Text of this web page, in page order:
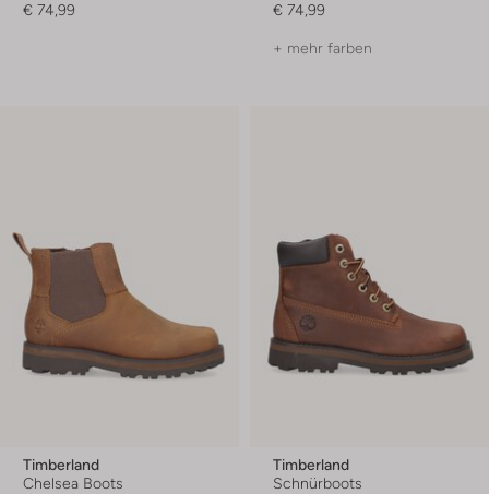
€ 74,99
€ 74,99
+ mehr farben
Timberland
Chelsea Boots
Timberland
Schnürboots